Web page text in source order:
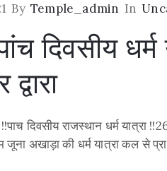
By Temple_admin In
दिवसीय धर्म
दिवसीय राजस्थान धर्म यात्रा
जूना अखाड़ा की धर्म यात्रा कल से